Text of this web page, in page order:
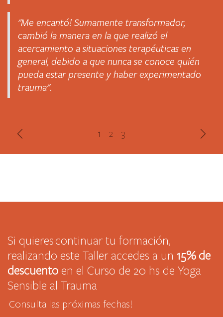
"Me encantó! Sumamente transformador,
cambió la manera en la que realizó el
acercamiento a situaciones terapéuticas en
general, debido a que nunca se conoce quién
pueda estar presente y haber experimentado
trauma".
Anterior
Si quieres continuar tu formación,
realizando este Taller accedes a un 15% de
descuento en el Curso de 20 hs de Yoga
Sensible al Trauma
Consulta las próximas fechas!